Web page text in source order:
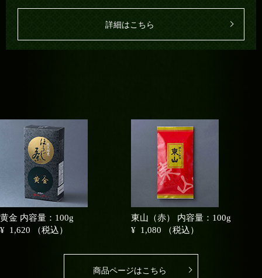
詳細はこちら
黄金 内容量：100g
¥ 1,620
（税込）
東山（赤） 内容量：100g
¥ 1,080
（税込）
商品ページはこちら